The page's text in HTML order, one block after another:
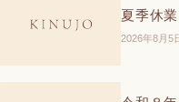
夏季休
2026年8月5